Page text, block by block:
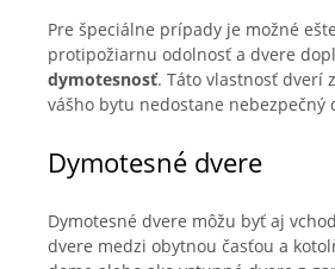
Pre špeciálne prípady je možné ešte
protipožiarnu odolnosť a dvere
dymotesnosť. Táto vlastnosť dverí
vášho bytu nedostane nebezpečný
Dymotesné dvere
Dymotesné dvere môžu byť aj
dvere medzi obytnou časťou a